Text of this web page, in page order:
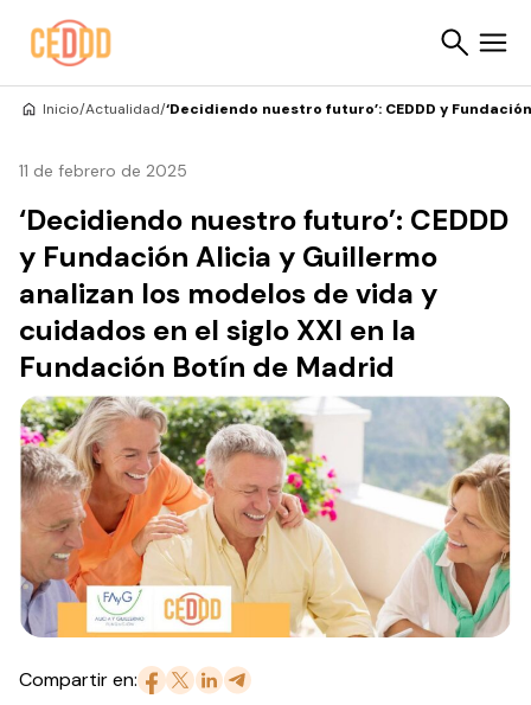
Inicio/Actualidad/‘Decidiendo nuestro futuro’: CEDDD y
11 de febrero de 2025
‘Decidiendo nuestro futuro’: CEDDD
y Fundación Alicia y Guillermo
analizan los modelos de vida y
cuidados en el siglo XXI en la
Fundación Botín de Madrid
Compartir en: